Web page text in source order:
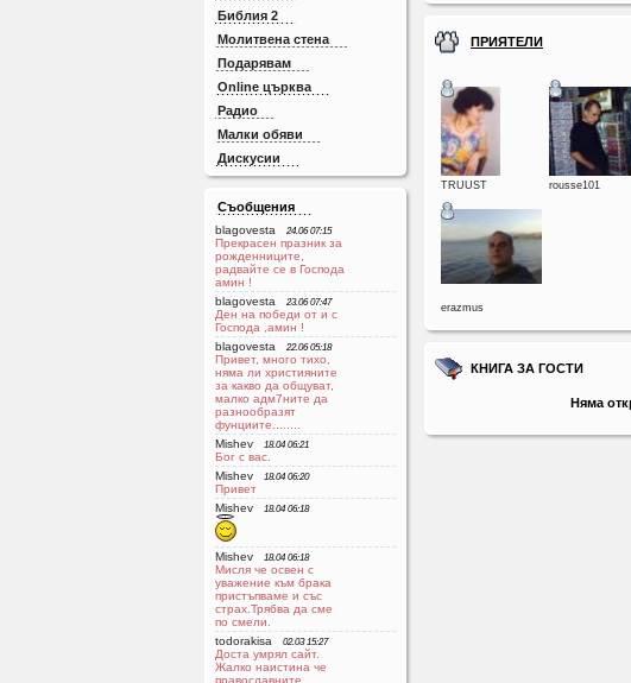
Библия 2
Молитвена стена
Подарявам
Online църква
Радио
Малки обяви
Дискусии
Съобщения
blagovesta 24.06 07:15
Прекрасен празник за
рожденниците,
радвайте се в Господа
aмин !
blagovesta
23.06 07:47
Ден на победи от и с
Господа ,амин !
blagovesta
22.06 05:18
Привет, много тихо,
няма ли християните
за какво да общуват,
малко адм7ните да
разнообразят
фунциите........
Mishev
18.04 06:21
Бог с вас.
Mishev
18.04 06:20
Привет
Mishev
18.04 06:18
Mishev 18.04 06:18
Мисля че освен с
уважение към брака
пристъпваме и със
страх.Трябва да сме
по смели.
todorakisa
02.03 15:27
Доста умрял сайт.
Жалко наистина че
православните
ПРИЯТЕЛИ
TRUUST rousse101
erazmus
КНИГА ЗА ГОСТИ
Няма